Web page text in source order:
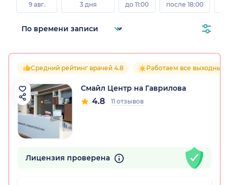
9 авг.
3 дня
до 11:00
после 18:00
Средний рейтинг врачей 4.8 Работаем все выходные
Смайл Центр на Гаврилова
4.8 11 отзывов
Лицензия проверена